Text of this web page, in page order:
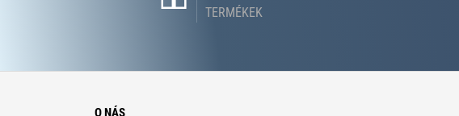
TERMÉKEK
O NÁS